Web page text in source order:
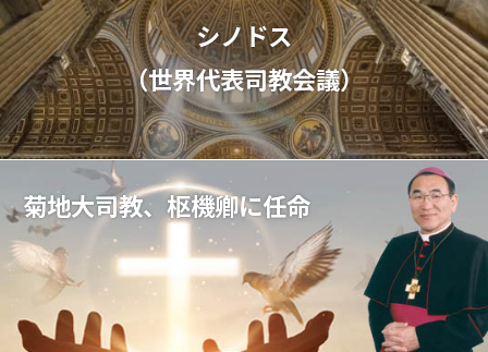
シノドス
（世界代表司教会議）
菊地大司教、枢機卿に任命